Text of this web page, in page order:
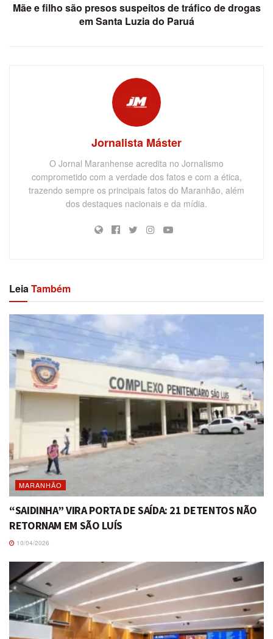
Mãe e filho são presos suspeitos de tráfico de drogas
em Santa Luzia do Paruá
Jornalista Máster
O Jornal Maranhense acredita no Jornalismo
comprometido com a verdade dos fatos e com a ética,
trazendo sempre os principais fatos do Maranhão, além
dos destaques nacionais e da mídia.
LeiaTambém
MARANHÃO
“SAIDINHA” VIRA PORTA DE SAÍDA: 21 DETENTOS NÃO
RETORNAM EM SÃO LUÍS
10/04/2026